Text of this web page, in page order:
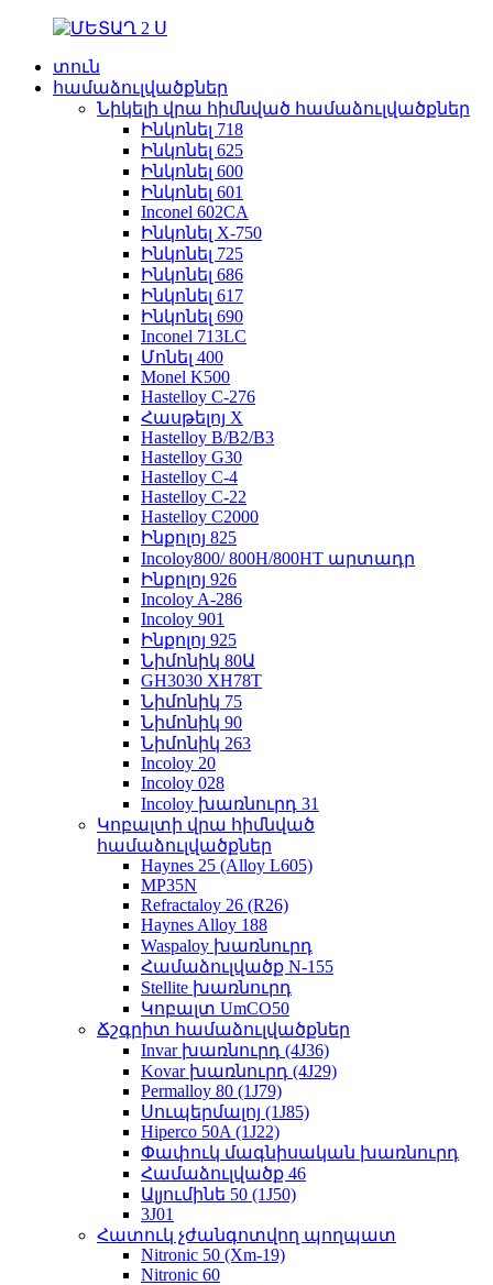
տուն
համաձուլվածքներ
Նիկելի վրա հիմնված համաձուլվածքներ
Ինկոնել 718
Ինկոնել 625
Ինկոնել 600
Ինկոնել 601
Inconel 602CA
Ինկոնել X-750
Ինկոնել 725
Ինկոնել 686
Ինկոնել 617
Ինկոնել 690
Inconel 713LC
Մոնել 400
Monel K500
Hastelloy C-276
Հասթելոյ X
Hastelloy B/B2/B3
Hastelloy G30
Hastelloy C-4
Hastelloy C-22
Hastelloy C2000
Ինքոլոյ 825
Incoloy800/ 800H/800HT արտադր
Ինքոլոյ 926
Incoloy A-286
Incoloy 901
Ինքոլոյ 925
Նիմոնիկ 80Ա
GH3030 XH78T
Նիմոնիկ 75
Նիմոնիկ 90
Նիմոնիկ 263
Incoloy 20
Incoloy 028
Incoloy խառնուրդ 31
Կոբալտի վրա հիմնված
համաձուլվածքներ
Haynes 25 (Alloy L605)
MP35N
Refractaloy 26 (R26)
Haynes Alloy 188
Waspaloy խառնուրդ
Համաձուլվածք N-155
Stellite խառնուրդ
Կոբալտ UmCO50
Ճշգրիտ համաձուլվածքներ
Invar խառնուրդ (4J36)
Kovar խառնուրդ (4J29)
Permalloy 80 (1J79)
Սուպերմալոյ (1J85)
Hiperco 50A (1J22)
Փափուկ մագնիսական խառնուրդ
Համաձուլվածք 46
Ալյումինե 50 (1J50)
3J01
Հատուկ չժանգոտվող պողպատ
Nitronic 50 (Xm-19)
Nitronic 60